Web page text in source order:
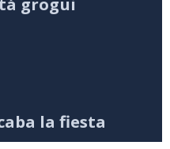
la fiesta